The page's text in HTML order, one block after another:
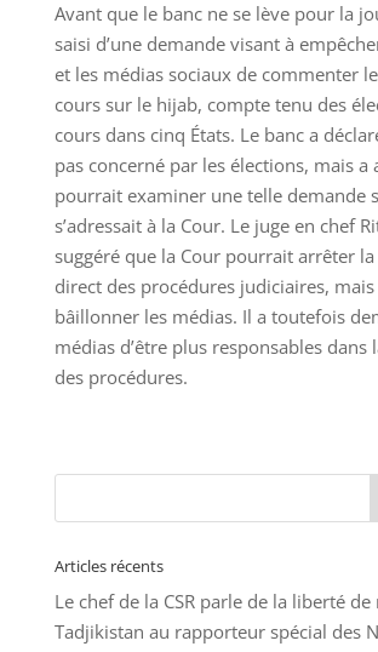
Avant que le banc ne se lève pour la
saisi d’une demande visant à
et les médias sociaux de commenter
cours sur le hijab, compte tenu des
cours dans cinq États. Le banc a
pas concerné par les élections, mais a
pourrait examiner une telle demande si
s’adressait à la Cour. Le juge en chef
suggéré que la Cour pourrait arrêter
direct des procédures judiciaires,
bâillonner les médias. Il a toutefois
médias d’être plus responsables dans
des procédures.
Articles récents
Le chef de la CSR parle de la liberté
Tadjikistan au rapporteur spécial des